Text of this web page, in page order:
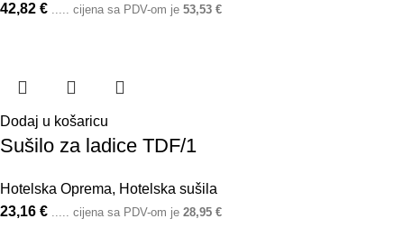
42,82 € ..... cijena sa PDV-om je 53,53 €
Dodaj u košaricu
Sušilo za ladice TDF/1
Hotelska Oprema, Hotelska sušila
23,16 € ..... cijena sa PDV-om je 28,95 €